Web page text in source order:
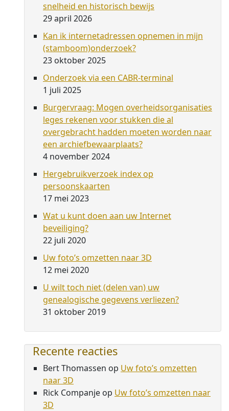
snelheid en historisch bewijs
29 april 2026
Kan ik internetadressen opnemen in mijn
(stamboom)onderzoek?
23 oktober 2025
Onderzoek via een CABR-terminal
1 juli 2025
Burgervraag: Mogen overheidsorganisaties
leges rekenen voor stukken die al
overgebracht hadden moeten worden naar
een archiefbewaarplaats?
4 november 2024
Hergebruikverzoek index op
persoonskaarten
17 mei 2023
Wat u kunt doen aan uw Internet
beveiliging?
22 juli 2020
Uw foto’s omzetten naar 3D
12 mei 2020
U wilt toch niet (delen van) uw
genealogische gegevens verliezen?
31 oktober 2019
Recente reacties
Bert Thomassen op Uw foto’s omzetten
naar 3D
Rick Companje op Uw foto’s omzetten naar
3D